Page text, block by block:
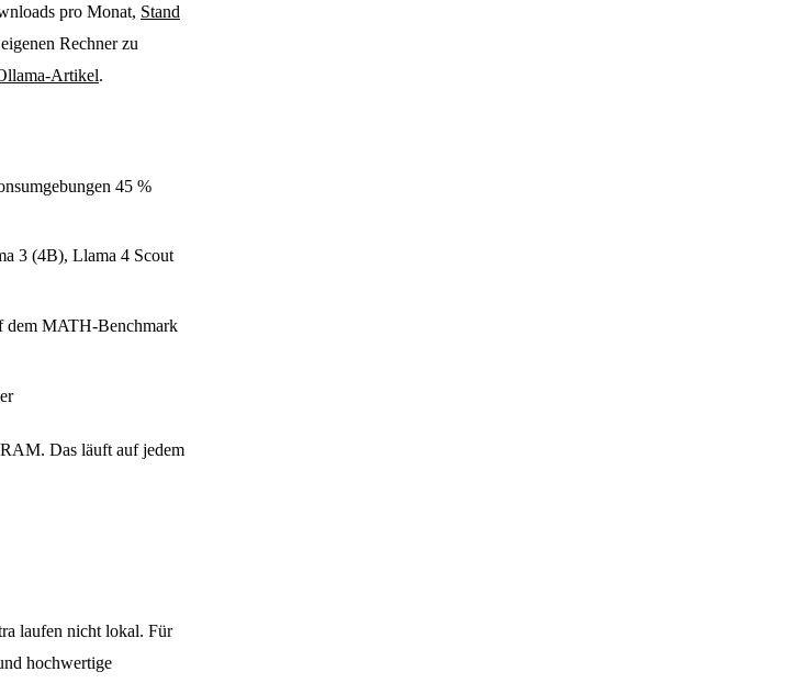
pro Monat, Stand
Rechner zu
Artikel.
45 %
3 (4B), Llama 4 Scout
dem MATH-Benchmark
Das läuft auf jedem
laufen nicht lokal. Für
hochwertige